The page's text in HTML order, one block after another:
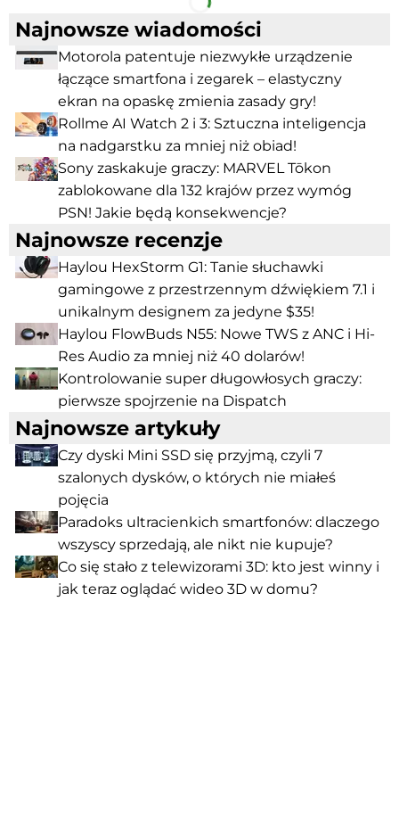
Najnowsze wiadomości
Motorola patentuje niezwykłe urządzenie
łączące smartfona i zegarek – elastyczny
ekran na opaskę zmienia zasady gry!
Rollme AI Watch 2 i 3: Sztuczna inteligencja
na nadgarstku za mniej niż obiad!
Sony zaskakuje graczy: MARVEL Tōkon
zablokowane dla 132 krajów przez wymóg
PSN! Jakie będą konsekwencje?
Najnowsze recenzje
Haylou HexStorm G1: Tanie słuchawki
gamingowe z przestrzennym dźwiękiem 7.1 i
unikalnym designem za jedyne $35!
Haylou FlowBuds N55: Nowe TWS z ANC i Hi-
Res Audio za mniej niż 40 dolarów!
Kontrolowanie super długowłosych graczy:
pierwsze spojrzenie na Dispatch
Najnowsze artykuły
Czy dyski Mini SSD się przyjmą, czyli 7
szalonych dysków, o których nie miałeś
pojęcia
Paradoks ultracienkich smartfonów: dlaczego
wszyscy sprzedają, ale nikt nie kupuje?
Co się stało z telewizorami 3D: kto jest winny i
jak teraz oglądać wideo 3D w domu?